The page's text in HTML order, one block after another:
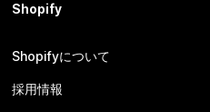
Shopify
Shopifyについて
採用情報